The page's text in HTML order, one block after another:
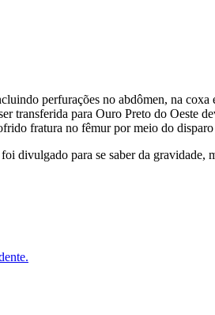
perfurações no abdômen, na
transferida para Ouro Preto do Oeste
fratura no fêmur por meio do
divulgado para se saber da gravidade,